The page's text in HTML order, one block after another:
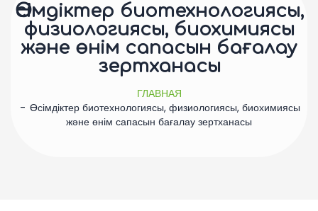
Өсімдіктер биотехнологиясы,
физиологиясы, биохимиясы
және өнім сапасын бағалау
зертханасы
ГЛАВНАЯ
Өсімдіктер биотехнологиясы, физиологиясы, биохимиясы
және өнім сапасын бағалау зертханасы